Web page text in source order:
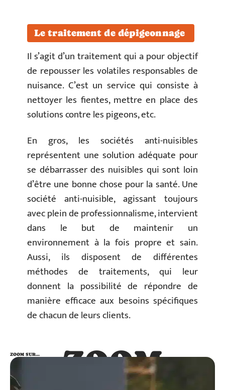
Le traitement de dépigeonnage
Il s’agit d’un traitement qui a pour objectif
de repousser les volatiles responsables de
nuisance. C’est un service qui consiste à
nettoyer les fientes, mettre en place des
solutions contre les pigeons, etc.
En gros, les sociétés anti-nuisibles
représentent une solution adéquate pour
se débarrasser des nuisibles qui sont loin
d’être une bonne chose pour la santé. Une
société anti-nuisible, agissant toujours
avec plein de professionnalisme, intervient
dans le but de maintenir un
environnement à la fois propre et sain.
Aussi, ils disposent de différentes
méthodes de traitements, qui leur
donnent la possibilité de répondre de
manière efficace aux besoins spécifiques
de chacun de leurs clients.
ZOOM
SUR…
ZOOM SUR…